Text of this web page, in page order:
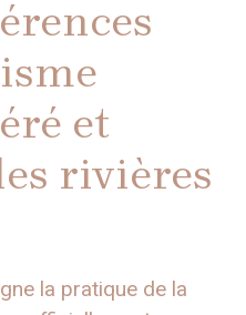
et
rivières
la pratique de la